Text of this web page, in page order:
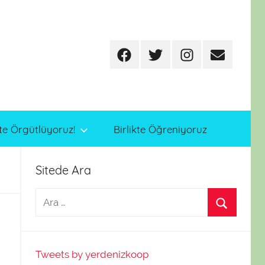
FacebookTwitterInstagram
E-
Örgütlüyoruz! Birlikte Öğreniyoruz
Sitede Ara
Tweets by yerdenizkoop